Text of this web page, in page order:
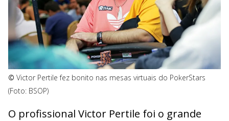
© Victor Pertile fez bonito nas mesas virtuais do PokerStars
(Foto: BSOP)
O profissional Victor Pertile foi o grande